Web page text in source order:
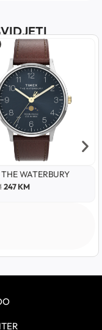
WATERBURY
247KM